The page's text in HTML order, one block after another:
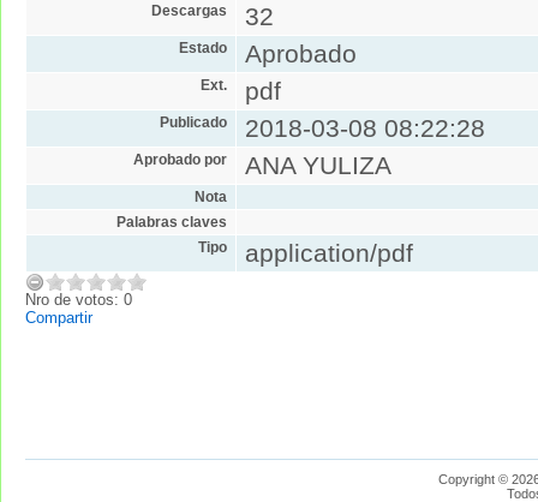
Descargas 32
Estado Aprobado
Ext. pdf
Publicado 2018-03-08 08:22:28
Aprobado por ANA YULIZA
Nota
Palabras claves
Tipo
application/pdf
Nro de votos: 0
Compartir
Copyright ©